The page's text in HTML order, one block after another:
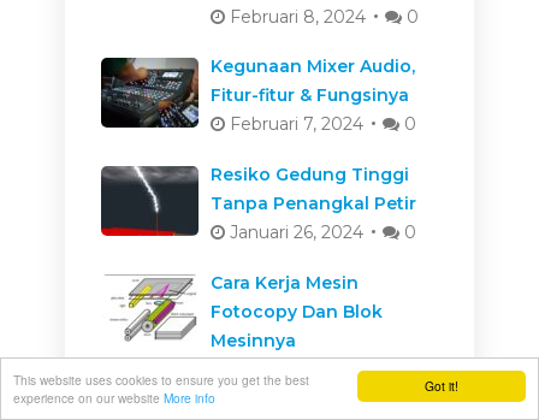
Got it!
This website uses cookies to ensure you get the best
experience on our website More info
Februari 8, 2024
0
Kegunaan Mixer Audio,
Fitur-fitur & Fungsinya
Februari 7, 2024
0
Resiko Gedung Tinggi
Tanpa Penangkal Petir
Januari 26, 2024
0
Cara Kerja Mesin
Fotocopy Dan Blok
Mesinnya
Januari 26, 2024
0